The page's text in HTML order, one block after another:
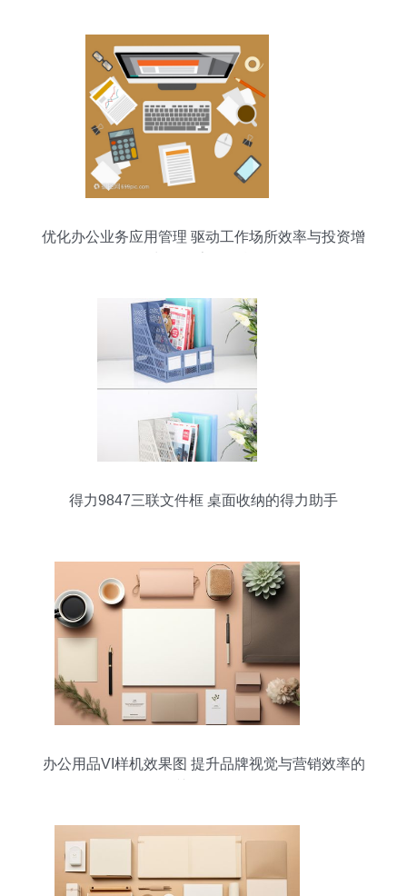
优化办公业务应用管理 驱动工作场所效率与投资增
得力9847三联文件框 桌面收纳的得力助手
办公用品VI样机效果图 提升品牌视觉与营销效率的